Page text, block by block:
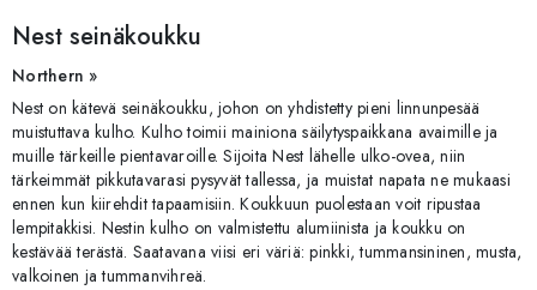
Nest seinäkoukku
Northern »
Nest on kätevä seinäkoukku, johon on yhdistetty pieni linnunpesää
muistuttava kulho. Kulho toimii mainiona säilytyspaikkana avaimille ja
muille tärkeille pientavaroille. Sijoita Nest lähelle ulko-ovea, niin
tärkeimmät pikkutavarasi pysyvät tallessa, ja muistat napata ne mukaasi
ennen kun kiirehdit tapaamisiin. Koukkuun puolestaan voit ripustaa
lempitakkisi. Nestin kulho on valmistettu alumiinista ja koukku on
kestävää terästä. Saatavana viisi eri väriä: pinkki, tummansininen, musta,
valkoinen ja tummanvihreä.